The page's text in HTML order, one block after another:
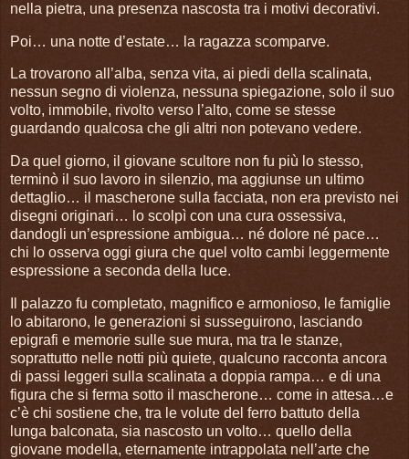
nella pietra, una presenza nascosta tra i motivi decorativi.
Poi… una notte d’estate… la ragazza scomparve.
La trovarono all’alba, senza vita, ai piedi della scalinata,
nessun segno di violenza, nessuna spiegazione, solo il suo
volto, immobile, rivolto verso l’alto, come se stesse
guardando qualcosa che gli altri non potevano vedere.
Da quel giorno, il giovane scultore non fu più lo stesso,
terminò il suo lavoro in silenzio, ma aggiunse un ultimo
dettaglio… il mascherone sulla facciata, non era previsto nei
disegni originari… lo scolpì con una cura ossessiva,
dandogli un’espressione ambigua… né dolore né pace…
chi lo osserva oggi giura che quel volto cambi leggermente
espressione a seconda della luce.
Il palazzo fu completato, magnifico e armonioso, le famiglie
lo abitarono, le generazioni si susseguirono, lasciando
epigrafi e memorie sulle sue mura, ma tra le stanze,
soprattutto nelle notti più quiete, qualcuno racconta ancora
di passi leggeri sulla scalinata a doppia rampa… e di una
figura che si ferma sotto il mascherone… come in attesa…e
c’è chi sostiene che, tra le volute del ferro battuto della
lunga balconata, sia nascosto un volto… quello della
giovane modella, eternamente intrappolata nell’arte che